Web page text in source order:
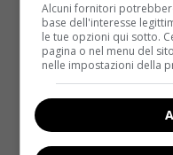
Alcuni fornitori
base dell'interesse
le tue opzioni qui sotto.
pagina o nel menu del
nelle impostazioni della